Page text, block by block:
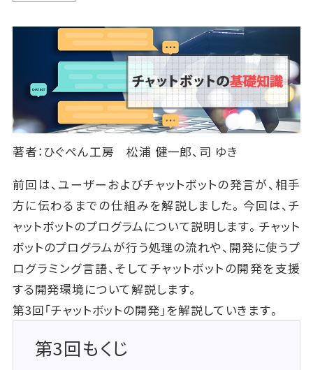
著者：ひぐぺん工房 松浦 健一郎、司 ゆき
前回は、ユーザーおよびチャットボットの発言が、相手
方に伝わるまでの仕組みを解説しました。今回は、チ
ャットボットのプログラムについて説明します。チャット
ボットのプログラムが行う処理の流れや、開発に使うプ
ログラミング言語、そしてチャットボットの開発を支援
する開発環境について解説します。
第3回「チャットボットの開発」を解説していきます。
第3回もくじ